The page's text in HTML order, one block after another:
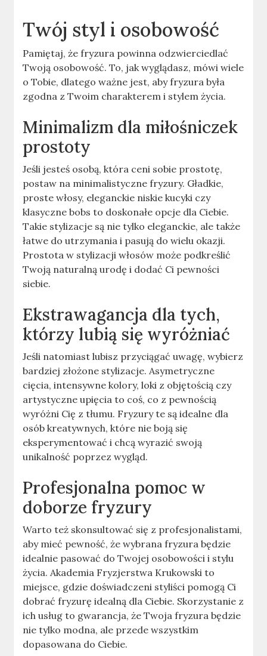
Twój styl i osobowość
Pamiętaj, że fryzura powinna odzwierciedlać
Twoją osobowość. To, jak wyglądasz, mówi wiele
o Tobie, dlatego ważne jest, aby fryzura była
zgodna z Twoim charakterem i stylem życia.
Minimalizm dla miłośniczek
prostoty
Jeśli jesteś osobą, która ceni sobie prostotę,
postaw na minimalistyczne fryzury. Gładkie,
proste włosy, eleganckie niskie kucyki czy
klasyczne bobs to doskonałe opcje dla Ciebie.
Takie stylizacje są nie tylko eleganckie, ale także
łatwe do utrzymania i pasują do wielu okazji.
Prostota w stylizacji włosów może podkreślić
Twoją naturalną urodę i dodać Ci pewności
siebie.
Ekstrawagancja dla tych,
którzy lubią się wyróżniać
Jeśli natomiast lubisz przyciągać uwagę, wybierz
bardziej złożone stylizacje. Asymetryczne
cięcia, intensywne kolory, loki z objętością czy
artystyczne upięcia to coś, co z pewnością
wyróżni Cię z tłumu. Fryzury te są idealne dla
osób kreatywnych, które nie boją się
eksperymentować i chcą wyrazić swoją
unikalność poprzez wygląd.
Profesjonalna pomoc w
doborze fryzury
Warto też skonsultować się z profesjonalistami,
aby mieć pewność, że wybrana fryzura będzie
idealnie pasować do Twojej osobowości i stylu
życia. Akademia Fryzjerstwa Krukowski to
miejsce, gdzie doświadczeni styliści pomogą Ci
dobrać fryzurę idealną dla Ciebie. Skorzystanie z
ich usług to gwarancja, że Twoja fryzura będzie
nie tylko modna, ale przede wszystkim
dopasowana do Ciebie.